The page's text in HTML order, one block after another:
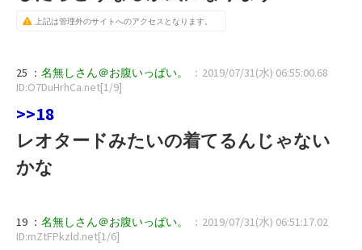
上記は管理外のサイトへのアクセスとなります。
25 ： 名無しさん＠お腹いっぱい。
：2019/07/31(水) 06:55:00.68
ID:O7DuHrhCa.net[1/9]
>>18
レオタードみたいの着てるんじゃない
かな
19 ： 名無しさん＠お腹いっぱい。
：2019/07/31(水) 06:51:17.02
ID:mZtFPkzld.net[1/6]